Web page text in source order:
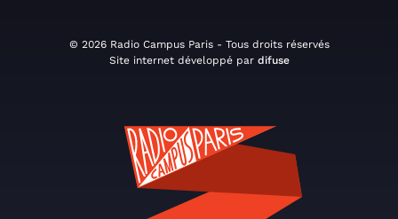
© 2026 Radio Campus Paris - Tous droits réservés
Site internet développé par difuse